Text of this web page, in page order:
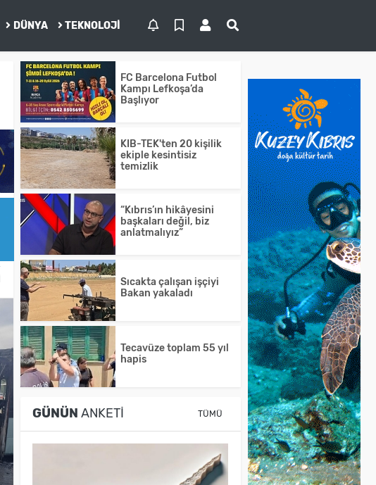
DÜNYA TEKNOLOJI
FC Barcelona Futbol
Kampı Lefkoşa’da
Başlıyor
KIB-TEK'ten 20 kişilik
ekiple kesintisiz
temizlik
“Kıbrıs’ın hikâyesini
başkaları değil, biz
anlatmalıyız”
Sıcakta çalışan işçiyi
Bakan yakaladı
Tecavüze toplam 55 yıl
hapis
GÜNÜN ANKETI TÜMÜ